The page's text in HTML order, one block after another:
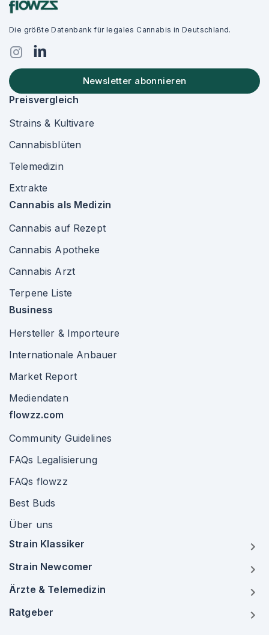
Die größte Datenbank für legales Cannabis in Deutschland.
Newsletter abonnieren
Preisvergleich
Strains & Kultivare
Cannabisblüten
Telemedizin
Extrakte
Cannabis als Medizin
Cannabis auf Rezept
Cannabis Apotheke
Cannabis Arzt
Terpene Liste
Business
Hersteller & Importeure
Internationale Anbauer
Market Report
Mediendaten
flowzz.com
Community Guidelines
FAQs Legalisierung
FAQs flowzz
Best Buds
Über uns
Strain Klassiker
Strain Newcomer
Ärzte & Telemedizin
Ratgeber